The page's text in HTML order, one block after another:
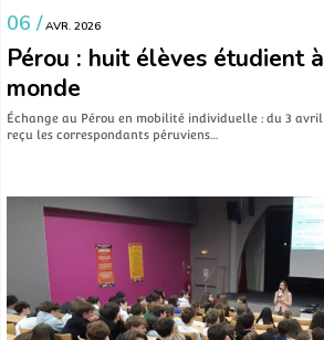
06 / AVR. 2026
Pérou : huit élèves étudient
monde
Échange au Pérou en mobilité individuelle : du 3 avril
reçu les correspondants péruviens…